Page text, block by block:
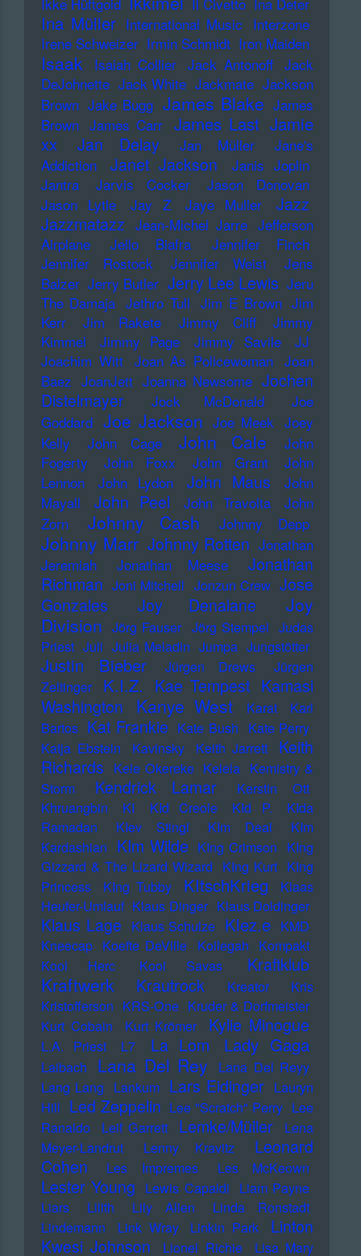
Ina Müller International Music Interzone
Irene Schweizer Irmin Schmidt Iron Maiden
Isaak Isaiah Collier Jack Antonoff Jack
DeJohnette Jack White Jackmate Jackson
Brown Jake Bugg James Blake James
Brown James Carr James Last Jamie
xx
Jan Delay Jan Müller
Jane's
Addiction
Janet Jackson
Janis Joplin
Jantra
Jarvis Cocker
Jason Donovan
Jason Lytle
Jay Z Jaye Muller
Jazz
Jazzmatazz Jean-Michel Jarre Jefferson
Airplane
Jello Biafra
Jennifer Finch
Jennifer Rostock
Jennifer Weist
Jens
Balzer Jerry Butler Jerry Lee Lewis Jeru
The Damaja Jethro Tull Jim E Brown Jim
Kerr
Jim Rakete Jimmy Cliff
Jimmy
Kimmel
Jimmy Page Jimmy Savile
JJ
Joachim Witt Joan As Policewoman Joan
Baez JoanJett Joanna Newsome Jochen
Distelmayer
Jock McDonald
Joe
Goddard Joe Jackson Joe Meek Joey
Kelly
John Cage John Cale
John
Fogerty
John Foxx John Grant
John
Lennon
John Lydon John Maus
John
Mayall
John Peel John Travolta
John
Zorn
Johnny Cash Johnny Depp
Johnny Marr Johnny Rotten Jonathan
Jeremiah
Jonathan Meese
Jonathan
Richman Joni Mitchell Jonzun Crew Jose
Gonzales
Joy Denalane
Joy
Division Jörg Fauser Jörg Stempel Judas
Priest Juli Julia Meladin Jumpa Jungstötter
Justin Bieber Jürgen Drews
Jürgen
Zeltinger
K.I.Z. Kae Tempest Kamasi
Washington
Kanye West Karat
Karl
Bartos Kat Frankie Kate Bush Kate Perry
Katja Ebstein
Kavinsky Keith Jarrett
Keith
Richards Kele Okereke Kelela Kemistry &
Storm
Kendrick Lamar
Kerstin Ott
Khruangbin
KI KId Creole KId P.
KIda
Ramadan
KIev Stingl KIm Deal
KIm
Kardashian KIm Wilde KIng Crimson KIng
Gizzard & The Lizard Wizard KIng Kurt KIng
Princess
KIng Tubby KItschKrieg
Klaas
Heufer-Umlauf Klaus Dinger Klaus Doldinger
Klaus Lage Klaus Schulze Klez.e KMD
Kneecap Koefte DeVille Kollegah Kompakt
Kool Herc
Kool Savas Kraftklub
Kraftwerk Krautrock Kreator
Kris
Kristofferson KRS-One Kruder & Dorfmeister
Kurt Cobain
Kurt Krömer Kylie Minogue
L.A. Priest L7 La Lom Lady Gaga
Laibach Lana Del Rey
Lana Del Reyy
Lang Lang Lankum Lars Eidinger Lauryn
Hill Led Zeppelin Lee "Scratch" Perry Lee
Ranaldo
Leif Garrett Lemke/Müller
Lena
Meyer-Landrut
Lenny Kravitz
Leonard
Cohen
Les Impremes Les McKeown
Lester Young Lewis Capaldi Liam Payne
Liars
Lilith Lily Allen
Linda Ronstadt
Lindemann
Link Wray Linkin Park
Linton
Kwesi Johnson
Lionel Richie
Lisa Mary